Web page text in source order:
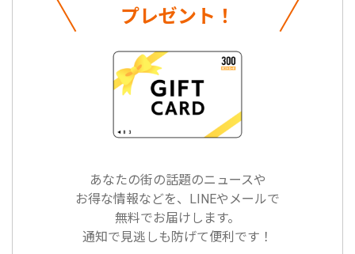
プレゼント！
あなたの街の話題のニュースや
お得な情報などを、LINEやメールで
無料でお届けします。
通知で見逃しも防げて便利です！